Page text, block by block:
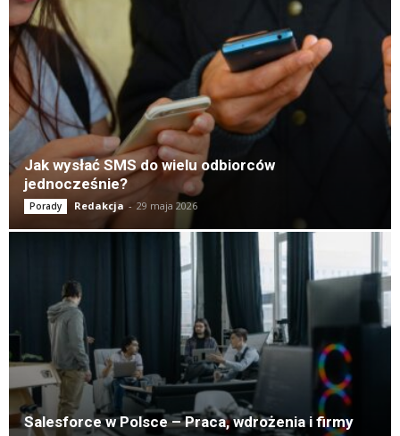
Jak wysłać SMS do wielu odbiorców
jednocześnie?
Porady Redakcja - 29 maja 2026
Salesforce w Polsce – Praca, wdrożenia i firmy